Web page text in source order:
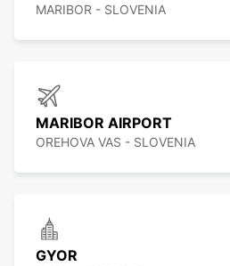
MARIBOR - SLOVENIA
MARIBOR AIRPORT
OREHOVA VAS - SLOVENIA
GYOR